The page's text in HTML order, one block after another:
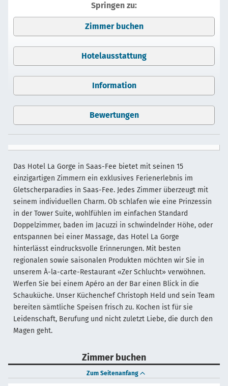
Springen zu:
Zimmer buchen
Hotelausstattung
Information
Bewertungen
Das Hotel La Gorge in Saas-Fee bietet mit seinen 15
einzigartigen Zimmern ein exklusives Ferienerlebnis im
Gletscherparadies in Saas-Fee. Jedes Zimmer überzeugt mit
seinem individuellen Charm. Ob schlafen wie eine Prinzessin
in der Tower Suite, wohlfühlen im einfachen Standard
Doppelzimmer, baden im Jacuzzi in schwindelnder Höhe, oder
entspannen bei einer Massage, das Hotel La Gorge
hinterlässt eindrucksvolle Erinnerungen. Mit besten
regionalen sowie saisonalen Produkten möchten wir Sie in
unserem À-la-carte-Restaurant «Zer Schlucht» verwöhnen.
Werfen Sie bei einem Apéro an der Bar einen Blick in die
Schauküche. Unser Küchenchef Christoph Held und sein Team
bereiten sämtliche Speisen frisch zu. Kochen ist für sie
Leidenschaft, Berufung und nicht zuletzt Liebe, die durch den
Magen geht.
Zimmer buchen
Zum Seitenanfang